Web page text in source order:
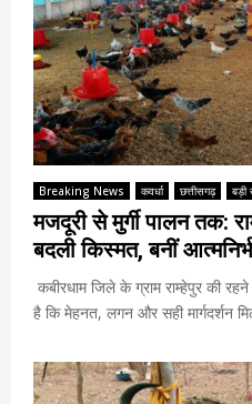
Breaking News कवर्धा छत्तीसगढ़ बड़ी
मजदूरी से मुर्गी पालन तक:
बदली किस्मत, बनीं
कबीरधाम जिले के ग्राम राम्हेपुर की
है कि मेहनत, लगन और सही मार्गदर्शन